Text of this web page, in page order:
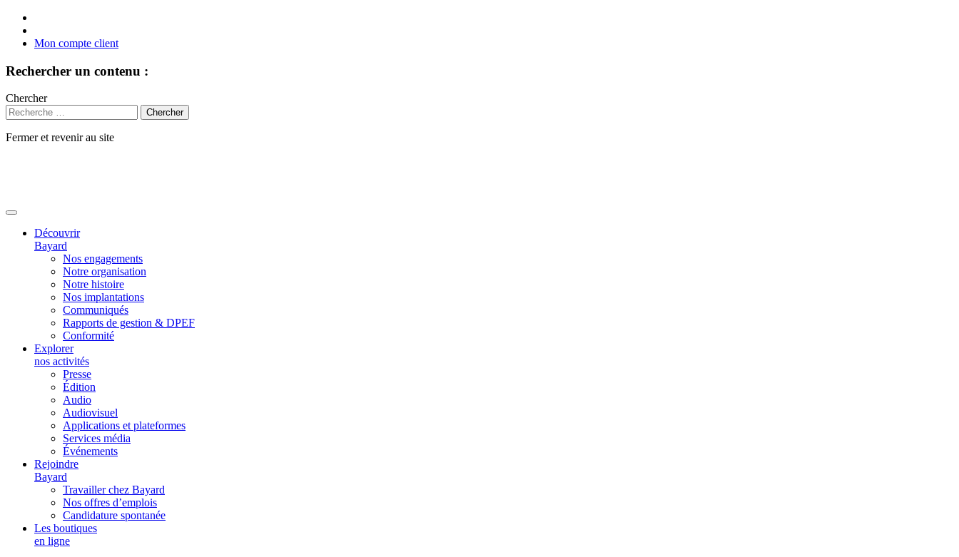
Mon compte client
Rechercher un contenu :
Chercher
Fermer et revenir au site
Découvrir
Bayard
Nos engagements
Notre organisation
Notre histoire
Nos implantations
Communiqués
Rapports de gestion & DPEF
Conformité
Explorer
nos activités
Presse
Édition
Audio
Audiovisuel
Applications et plateformes
Services média
Événements
Rejoindre
Bayard
Travailler chez Bayard
Nos offres d’emplois
Candidature spontanée
Les boutiques
en ligne